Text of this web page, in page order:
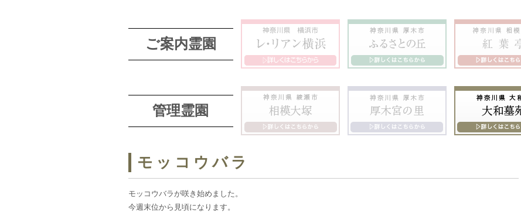
ご案内霊園
管理霊園
モッコウバラ
モッコウバラが咲き始めました。
今週末位から見頃になります。